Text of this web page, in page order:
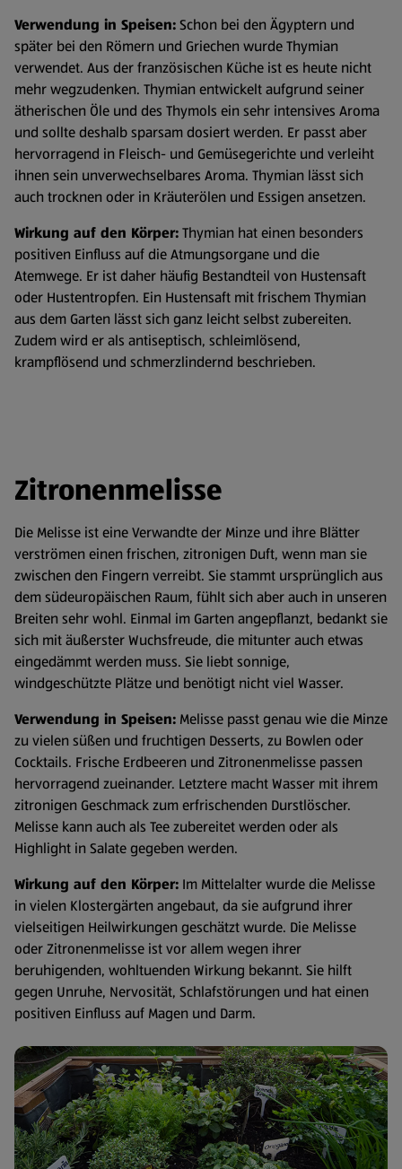
Verwendung in Speisen:Schon bei den Ägyptern und
später bei den Römern und Griechen wurde Thymian
verwendet. Aus der französischen Küche ist es heute nicht
mehr wegzudenken. Thymian entwickelt aufgrund seiner
ätherischen Öle und des Thymols ein sehr intensives Aroma
und sollte deshalb sparsam dosiert werden. Er passt aber
hervorragend in Fleisch- und Gemüsegerichte und verleiht
ihnen sein unverwechselbares Aroma. Thymian lässt sich
auch trocknen oder in Kräuterölen und Essigen ansetzen.
Wirkung auf den Körper:Thymian hat einen besonders
positiven Einfluss auf die Atmungsorgane und die
Atemwege. Er ist daher häufig Bestandteil von Hustensaft
oder Hustentropfen. Ein Hustensaft mit frischem Thymian
aus dem Garten lässt sich ganz leicht selbst zubereiten.
Zudem wird er als antiseptisch, schleimlösend,
krampflösend und schmerzlindernd beschrieben.
Zitronenmelisse
Die Melisse ist eine Verwandte der Minze und ihre Blätter
verströmen einen frischen, zitronigen Duft, wenn man sie
zwischen den Fingern verreibt. Sie stammt ursprünglich aus
dem südeuropäischen Raum, fühlt sich aber auch in unseren
Breiten sehr wohl. Einmal im Garten angepflanzt, bedankt sie
sich mit äußerster Wuchsfreude, die mitunter auch etwas
eingedämmt werden muss. Sie liebt sonnige,
windgeschützte Plätze und benötigt nicht viel Wasser.
Verwendung in Speisen: Melisse passt genau wie die Minze
zu vielen süßen und fruchtigen Desserts, zu Bowlen oder
Cocktails. Frische Erdbeeren und Zitronenmelisse passen
hervorragend zueinander. Letztere macht Wasser mit ihrem
zitronigen Geschmack zum erfrischenden Durstlöscher.
Melisse kann auch als Tee zubereitet werden oder als
Highlight in Salate gegeben werden.
Wirkung auf den Körper: Im Mittelalter wurde die Melisse
in vielen Klostergärten angebaut, da sie aufgrund ihrer
vielseitigen Heilwirkungen geschätzt wurde. Die Melisse
oder Zitronenmelisse ist vor allem wegen ihrer
beruhigenden, wohltuenden Wirkung bekannt. Sie hilft
gegen Unruhe, Nervosität, Schlafstörungen und hat einen
positiven Einfluss auf Magen und Darm.